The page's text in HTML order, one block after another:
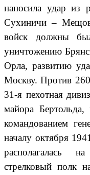
наносила удар из
Сухиничи –
войск должны
уничтожению
Орла, развитию
Москву. Против
31-я пехотная
майора
командованием
началу октября
располагалась
стрелковый полк